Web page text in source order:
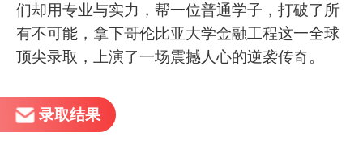
们却用专业与实力，帮一位普通学子，打破了所
有不可能，拿下哥伦比亚大学金融工程这一全球
顶尖录取，上演了一场震撼人心的逆袭传奇。
录取结果